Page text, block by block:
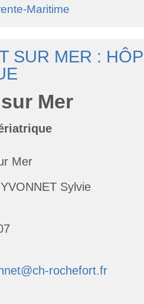
Maritime
SUR MER :
Mer
Mer
Sylvie
rochefort.fr